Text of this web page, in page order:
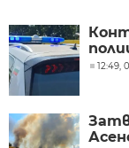
12:49,